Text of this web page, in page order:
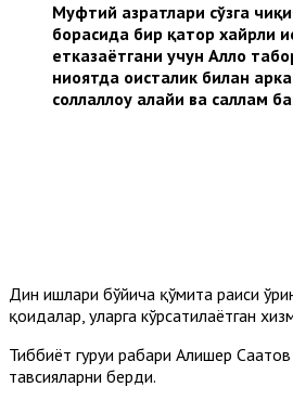
Муфтий ҳазратлари сўзга
борасида бир қатор хайрли
етказаётгани учун Аллоҳ
ниҳоятда оҳисталик билан
соллаллоҳу алайҳи ва
Дин ишлари бўйича қўмита раиси
қоидалар, уларга кўрсатилаётган
Тиббиёт гуруҳи раҳбари Алишер
тавсияларни берди.